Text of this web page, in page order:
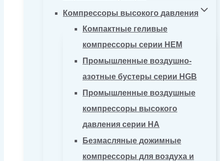
Компрессоры высокого давления
Компактные геливые
компрессоры серии HEM
Промышленные воздушно-
азотные бустеры серии HGB
Промышленные воздушные
компрессоры высокого
давления серии HA
Безмасляные дожимные
компрессоры для воздуха и